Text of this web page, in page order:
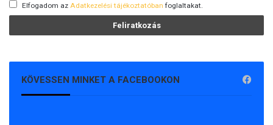
Elfogadom az Adatkezelési tájékoztatóban foglaltakat.
KÖVESSEN MINKET A FACEBOOKON